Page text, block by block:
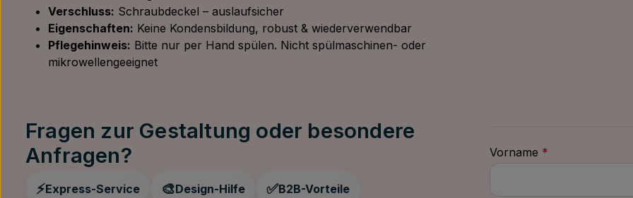
Verschluss: Schraubdeckel – auslaufsicher
Eigenschaften: Keine Kondensbildung, robust & wiederverwendbar
Pflegehinweis: Bitte nur per Hand spülen. Nicht spülmaschinen- oder
mikrowellengeeignet
Fragen zur Gestaltung oder besondere
Anfragen?
⚡Express-Service 🎨Design-Hilfe ✅B2B-Vorteile
Vorname *